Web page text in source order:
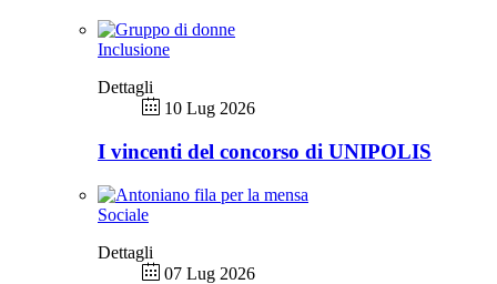
Inclusione
Dettagli
10 Lug 2026
I vincenti del concorso di UNIPOLIS
Sociale
Dettagli
07 Lug 2026